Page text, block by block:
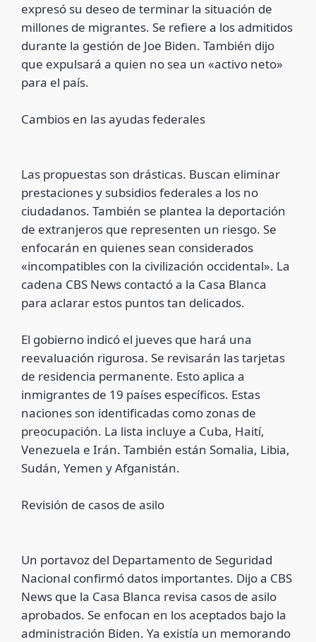
expresó su deseo de terminar la situación de
millones de migrantes. Se refiere a los admitidos
durante la gestión de Joe Biden. También dijo
que expulsará a quien no sea un «activo neto»
para el país.
Cambios en las ayudas federales
Las propuestas son drásticas. Buscan eliminar
prestaciones y subsidios federales a los no
ciudadanos. También se plantea la deportación
de extranjeros que representen un riesgo. Se
enfocarán en quienes sean considerados
«incompatibles con la civilización occidental». La
cadena CBS News contactó a la Casa Blanca
para aclarar estos puntos tan delicados.
El gobierno indicó el jueves que hará una
reevaluación rigurosa. Se revisarán las tarjetas
de residencia permanente. Esto aplica a
inmigrantes de 19 países específicos. Estas
naciones son identificadas como zonas de
preocupación. La lista incluye a Cuba, Haití,
Venezuela e Irán. También están Somalia, Libia,
Sudán, Yemen y Afganistán.
Revisión de casos de asilo
Un portavoz del Departamento de Seguridad
Nacional confirmó datos importantes. Dijo a CBS
News que la Casa Blanca revisa casos de asilo
aprobados. Se enfocan en los aceptados bajo la
administración Biden. Ya existía un memorando